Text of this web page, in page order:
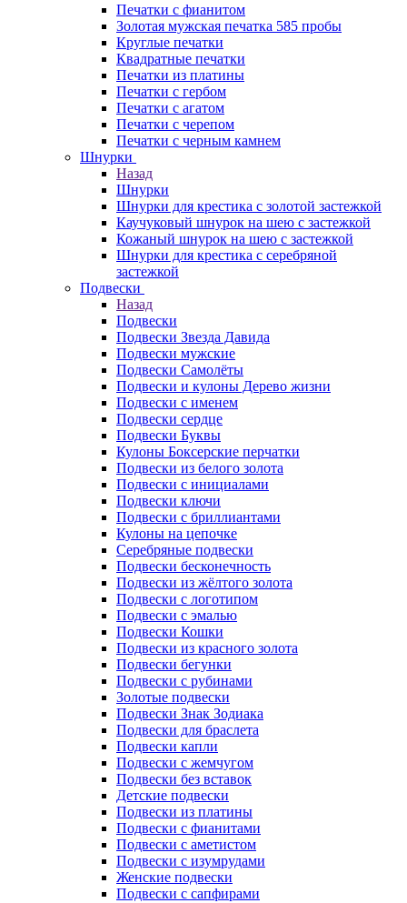
Печатки с фианитом
Золотая мужская печатка 585 пробы
Круглые печатки
Квадратные печатки
Печатки из платины
Печатки с гербом
Печатки с агатом
Печатки с черепом
Печатки с черным камнем
Шнурки
Назад
Шнурки
Шнурки для крестика с золотой застежкой
Каучуковый шнурок на шею с застежкой
Кожаный шнурок на шею с застежкой
Шнурки для крестика с серебряной
застежкой
Подвески
Назад
Подвески
Подвески Звезда Давида
Подвески мужские
Подвески Самолёты
Подвески и кулоны Дерево жизни
Подвески с именем
Подвески сердце
Подвески Буквы
Кулоны Боксерские перчатки
Подвески из белого золота
Подвески с инициалами
Подвески ключи
Подвески с бриллиантами
Кулоны на цепочке
Серебряные подвески
Подвески бесконечность
Подвески из жёлтого золота
Подвески с логотипом
Подвески с эмалью
Подвески Кошки
Подвески из красного золота
Подвески бегунки
Подвески с рубинами
Золотые подвески
Подвески Знак Зодиака
Подвески для браслета
Подвески капли
Подвески с жемчугом
Подвески без вставок
Детские подвески
Подвески из платины
Подвески с фианитами
Подвески с аметистом
Подвески с изумрудами
Женские подвески
Подвески с сапфирами